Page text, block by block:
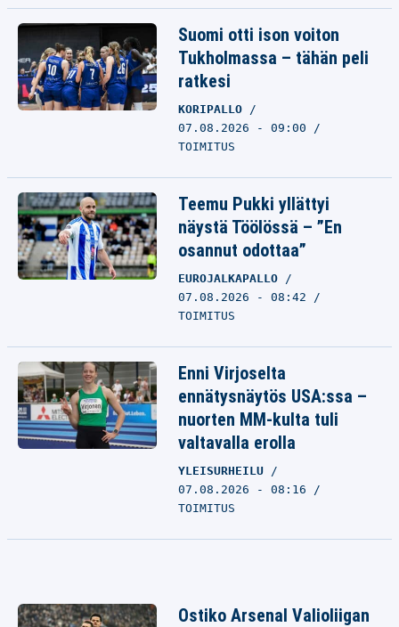
Suomi otti ison voiton
Tukholmassa – tähän peli
ratkesi
KORIPALLO
07.08.2026 - 09:00
TOIMITUS
Teemu Pukki yllättyi
näystä Töölössä – ”En
osannut odottaa”
EUROJALKAPALLO
07.08.2026 - 08:42
TOIMITUS
Enni Virjoselta
ennätysnäytös USA:ssa –
nuorten MM-kulta tuli
valtavalla erolla
YLEISURHEILU
07.08.2026 - 08:16
TOIMITUS
Ostiko Arsenal Valioliigan